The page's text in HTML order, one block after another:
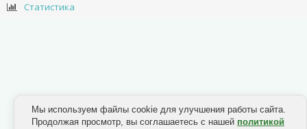
Статистика
Мы используем файлы cookie для улучшения работы сайта.
Продолжая просмотр, вы соглашаетесь с нашей политикой